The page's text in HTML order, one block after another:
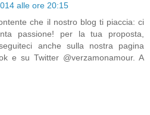
alle ore 20:15
che il nostro blog ti piaccia: ci
passione! per la tua proposta,
anche sulla nostra pagina
e su Twitter @verzamonamour. A